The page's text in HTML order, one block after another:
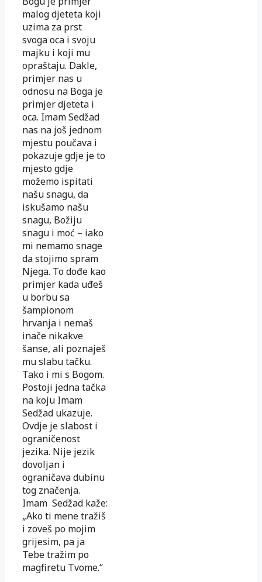
malog djeteta koji
uzima za prst
svoga oca i svoju
majku i koji mu
opraštaju. Dakle,
primjer nas u
odnosu na Boga je
primjer djeteta i
oca. Imam Sedžad
nas na još jednom
mjestu poučava i
pokazuje gdje je to
mjesto gdje
možemo ispitati
našu snagu, da
iskušamo našu
snagu, Božiju
snagu i moć – iako
mi nemamo snage
da stojimo spram
Njega. To dođe kao
primjer kada uđeš
u borbu sa
šampionom
hrvanja i nemaš
inače nikakve
šanse, ali poznaješ
mu slabu tačku.
Tako i mi s Bogom.
Postoji jedna tačka
na koju Imam
Sedžad ukazuje.
Ovdje je slabost i
ograničenost
jezika. Nije jezik
dovoljan i
ograničava dubinu
tog značenja.
Imam Sedžad kaže:
„Ako ti mene tražiš
i zoveš po mojim
grijesim, pa ja
Tebe tražim po
magfiretu Tvome.“